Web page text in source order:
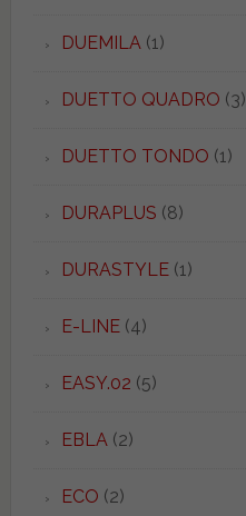
DUEMILA(1)
DUETTO QUADRO (3)
DUETTO TONDO (1)
DURAPLUS (8)
DURASTYLE(1)
E-LINE(4)
EASY.02 (5)
EBLA(2)
ECO (2)